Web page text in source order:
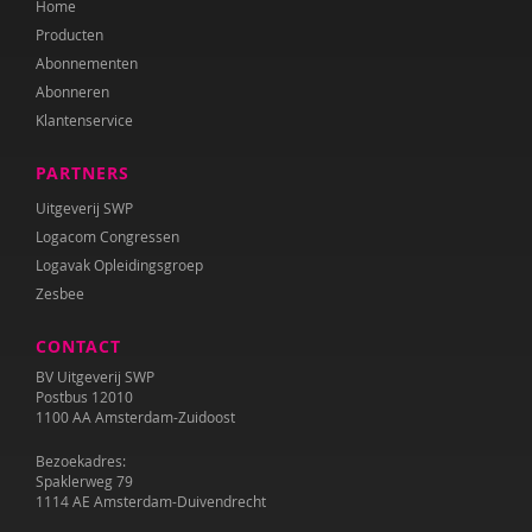
Zeina Bassa
Laura Batstra
Rebecca Beck
Remco van den Berg
Brenda Berns
Annemiek van Beurden
Anne Bijsterbosch
Joyce Blauwhoff
Marieke Boelhouwer
Home
Producten
Abonnementen
Abonneren
Klantenservice
PARTNERS
Uitgeverij SWP
Logacom Congressen
Logavak Opleidingsgroep
Zesbee
CONTACT
BV Uitgeverij SWP
Postbus 12010
1100 AA Amsterdam-Zuidoost
Bezoekadres:
Spaklerweg 79
1114 AE Amsterdam-Duivendrecht